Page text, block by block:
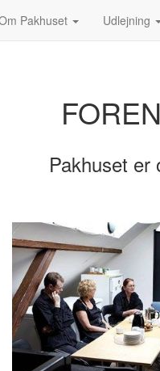
Pakhuset Udlejning
Pakhuset er